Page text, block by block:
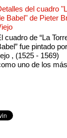
del cuadro
Babel" de Pieter
cuadro de “La
fue pintado
, (1525 - 1569)
uno de los